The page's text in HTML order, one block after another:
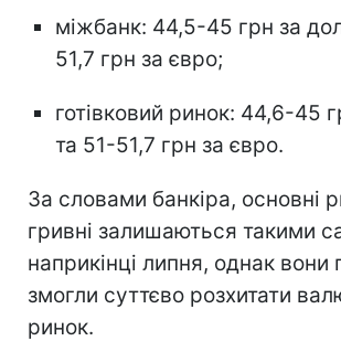
міжбанк: 44,5-45 грн за
51,7 грн за євро;
готівковий ринок: 44,6-45
та 51-51,7 грн за євро.
За словами банкіра, основні
гривні залишаються такими
наприкінці липня, однак вони
змогли суттєво розхитати
ринок.